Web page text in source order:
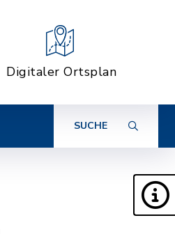
Digitaler Ortsplan
SUCHE